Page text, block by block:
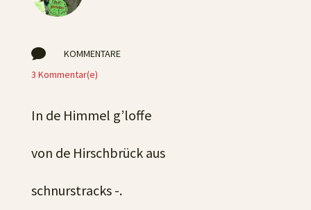

KOMMENTARE
3 Kommentar(e)
In de Himmel g’loffe
von de Hirschbrück aus
schnurstracks -.